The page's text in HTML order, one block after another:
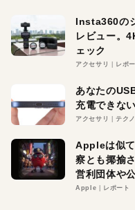
Insta360の
レビュー。
ェック
アクセサリ レポ
あなたの
充電できな
アクセサリ テク
Appleは似
察とも揶揄
営利団体や
る理由とは
Apple レポート